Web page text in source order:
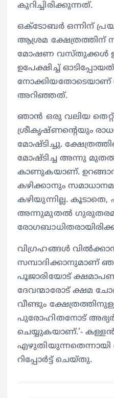
കുറിച്ചിരിക്കുന്നത്.
ഒക്‌ടോബർ ഒന്നിന്
ആശ്രമ ക്ഷേത്രത്തിന്
മോഷണ വസ്തുക്കൾ
ഉപേക്ഷിച്ച്
നോക്കിയതോടെയാണ്
അറിഞ്ഞത്.
ഞാൻ ഒരു വലിയ
ശ്രീകൃഷ്ണൻ്റെയും
മോഷ്ടിച്ചു.
മോഷ്ടിച്ച അന്നു
കാണുകയാണ്.
കഴിക്കാനും
കഴിയുന്നില്ല.
അന്നുമുതൽ
വിഗ്രഹങ്ങൾ
സമ്പാദിക്കാനുമാണ്
പൂജാരിയോട്
ദേവന്മാരോട് ക്ഷമ
വീണ്ടും
പുരോഹിതനോട്
ചെയ്യുകയാണ്.’-
റിപ്പോർട്ട് ചെയ്തു.